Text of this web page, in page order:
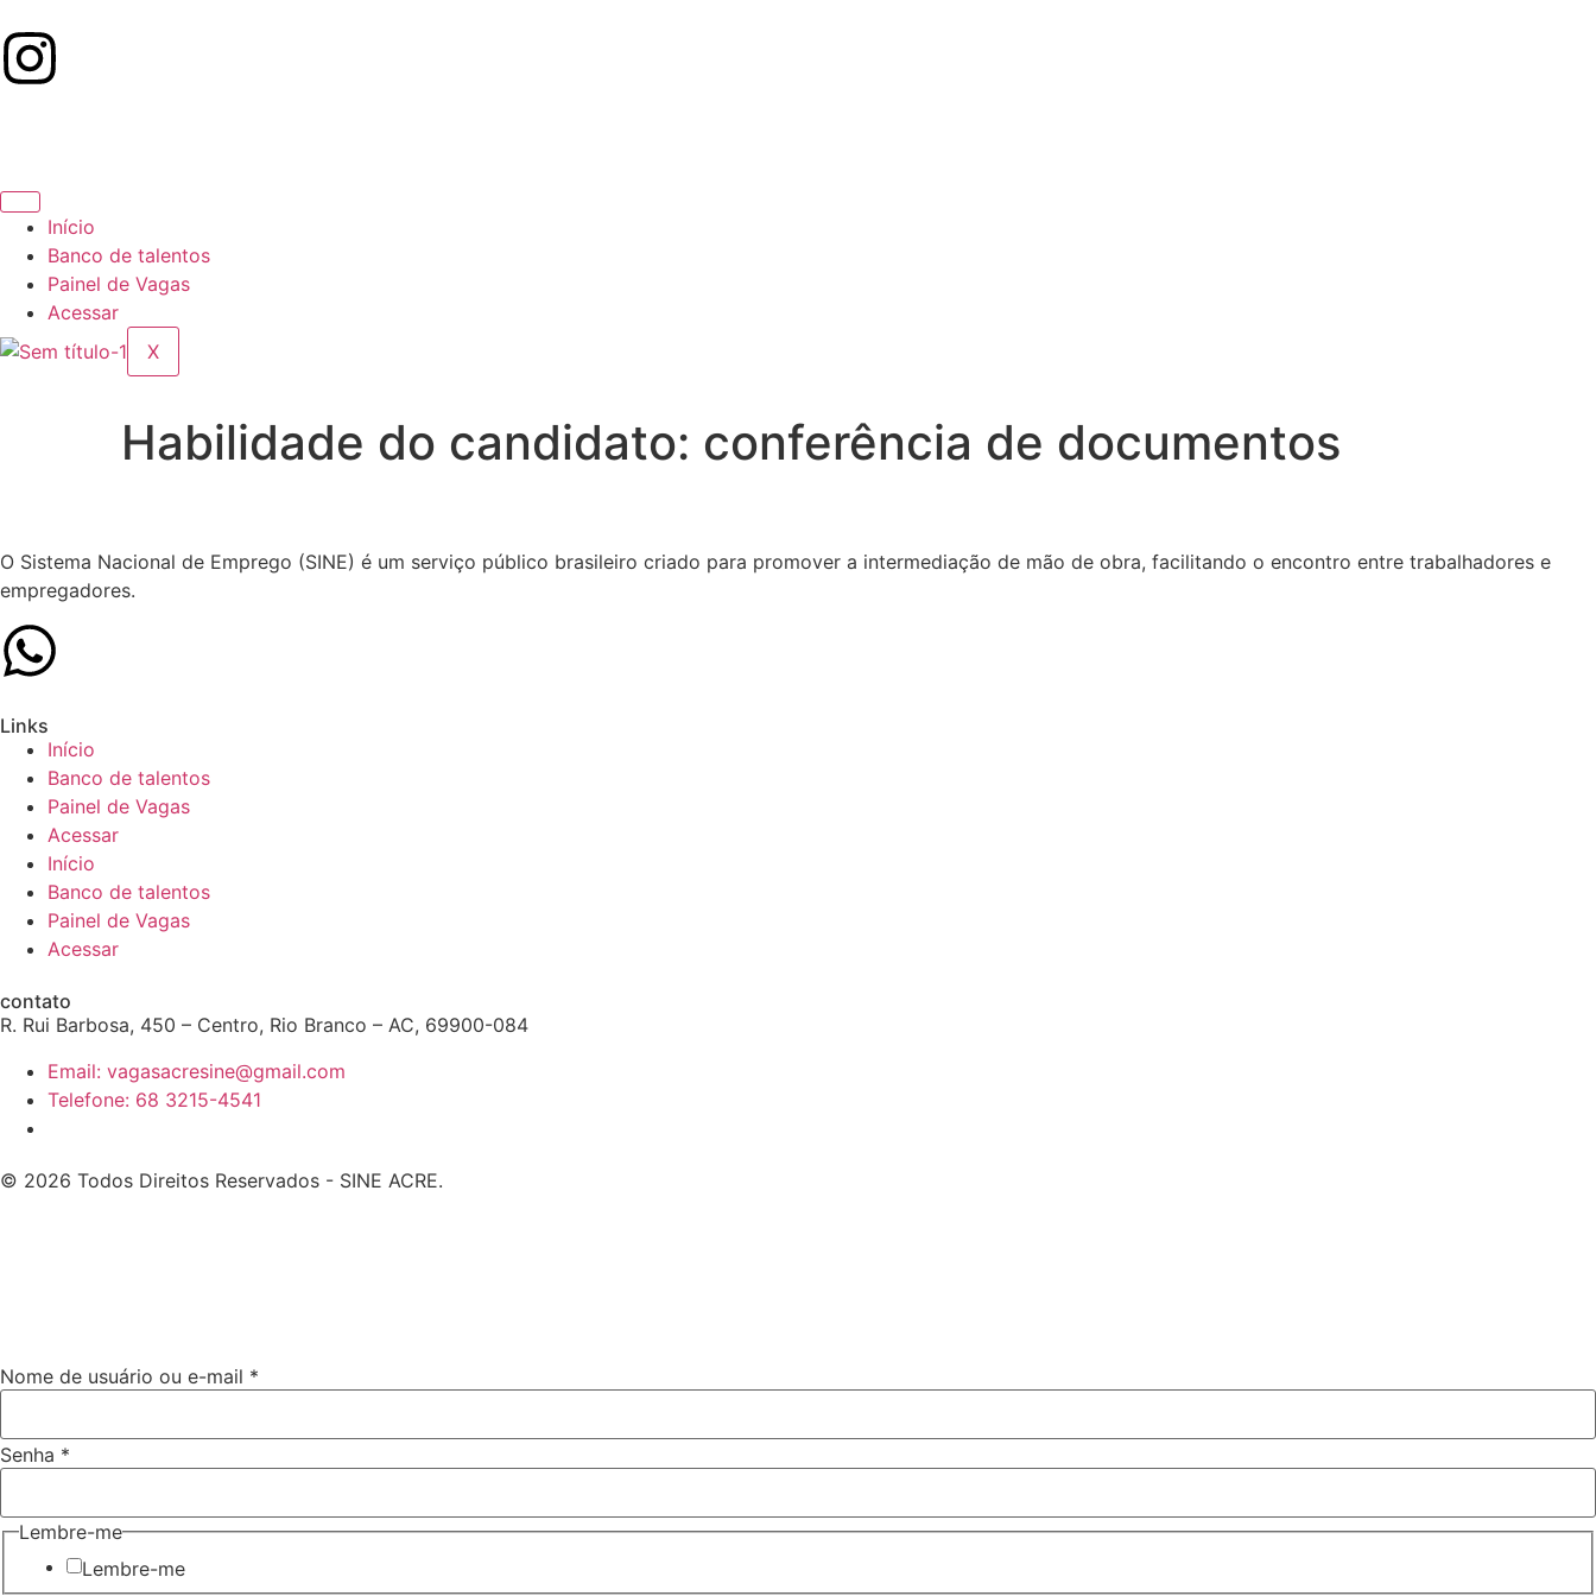
Início
Banco de talentos
Painel de Vagas
Acessar
X
Habilidade do candidato: conferência de documentos
O Sistema Nacional de Emprego (SINE) é um serviço público brasileiro criado para promover a intermediação de mão de obra, facilitando o encontro entre trabalhadores e
empregadores.
Links
Início
Banco de talentos
Painel de Vagas
Acessar
Início
Banco de talentos
Painel de Vagas
Acessar
contato
R. Rui Barbosa, 450 – Centro, Rio Branco – AC, 69900-084
Email: vagasacresine@gmail.com
Telefone: 68 3215-4541
© 2026 Todos Direitos Reservados - SINE ACRE.
Nome de usuário ou e-mail *
usuário
e-mail
Senha *
Lembre-me
Lembre-me